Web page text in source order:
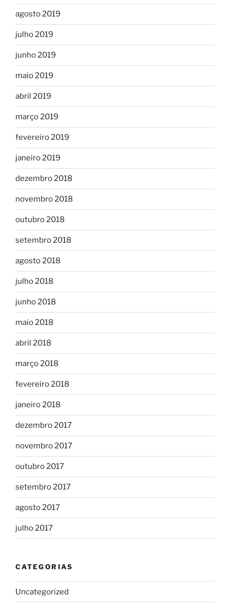
agosto 2019
julho 2019
junho 2019
maio 2019
abril 2019
março 2019
fevereiro 2019
janeiro 2019
dezembro 2018
novembro 2018
outubro 2018
setembro 2018
agosto 2018
julho 2018
junho 2018
maio 2018
abril 2018
março 2018
fevereiro 2018
janeiro 2018
dezembro 2017
novembro 2017
outubro 2017
setembro 2017
agosto 2017
julho 2017
CATEGORIAS
Uncategorized